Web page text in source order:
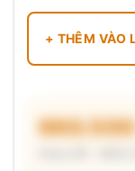
+ THÊM VÀO